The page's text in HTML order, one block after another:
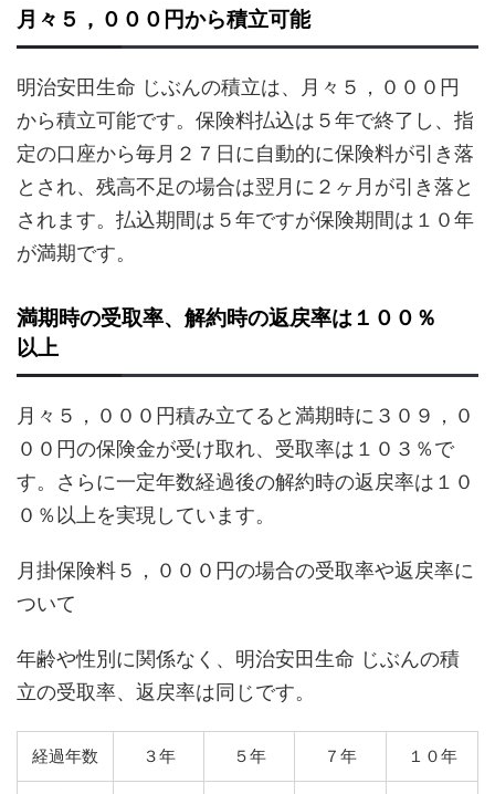
月々５，０００円から積立可能
明治安田生命 じぶんの積立は、月々５，０００円
から積立可能です。保険料払込は５年で終了し、指
定の口座から毎月２７日に自動的に保険料が引き落
とされ、残高不足の場合は翌月に２ヶ月が引き落と
されます。払込期間は５年ですが保険期間は１０年
が満期です。
満期時の受取率、解約時の返戻率は１００％
以上
月々５，０００円積み立てると満期時に３０９，０
００円の保険金が受け取れ、受取率は１０３％で
す。さらに一定年数経過後の解約時の返戻率は１０
０％以上を実現しています。
月掛保険料５，０００円の場合の受取率や返戻率に
ついて
年齢や性別に関係なく、明治安田生命 じぶんの積
立の受取率、返戻率は同じです。
経過年数 ３年 ５年 ７年 １０年